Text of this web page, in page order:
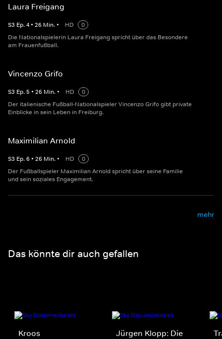
Laura Freigang
S3 Ep.4 • 26 Min. • HD
0
Die Nationalspielerin Laura Freigang spricht über das Besondere
am Frauenfußball.
Vincenzo Grifo
S3 Ep.5 • 26 Min. • HD
0
Der italienische Fußball-Nationalspieler Vincenzo Grifo gibt private
Einblicke in sein Leben in Freiburg.
Maximilian Arnold
S3 Ep.6 • 26 Min. • HD
0
Der Fußballspieler Maximilian Arnold spricht über seine Familie
und sein soziales Engagement.
mehr
Das könnte dir auch gefallen
Kroos
Jürgen Klopp: Die